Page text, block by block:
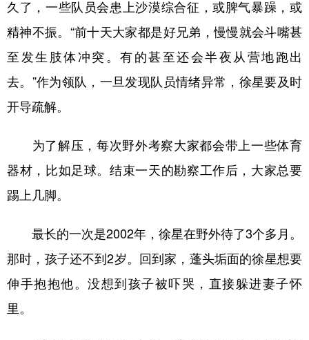
久了，一些队员会患上沙漠综合征，或脾气暴躁，或
精神不振。“前十天大家都是好兄弟，慢慢就会斗嘴甚
至发生肢体冲突。有的甚至还会半夜从营地跑出
去。”作为领队，一旦发现队员情绪异常，徐星要及时
开导疏解。
为了解压，每次野外考察大家都会带上一些体育
器材，比如足球。结束一天的勘察工作后，大家总要
踢上几脚。
最长的一次是2002年，徐星在野外待了3个多月。
那时，孩子还不到2岁。回到家，蓬头垢面的徐星想要
伸手抱抱他。没想到孩子被吓哭，直接躲进妻子怀
里。